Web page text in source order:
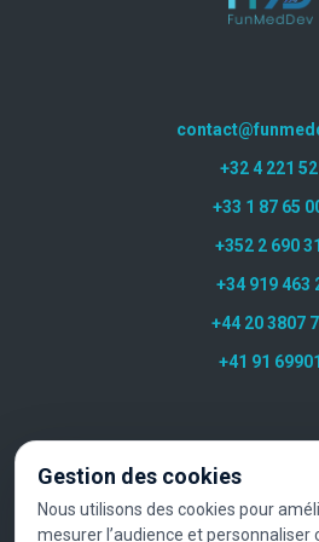
+32 4 221
+33 1 87 65
+352 2 690
+34 919 463
+44 20 3807
+41 91
Gestion des cookies
Nous utilisons des cookies pour
mesurer l’audience et personnaliser